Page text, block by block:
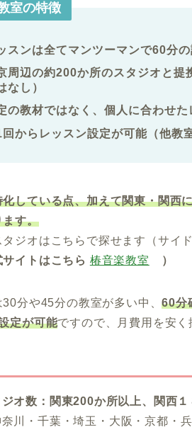
室の特徴
スンは全てマンツーマンで60分の
周辺の約200か所のスタジオと提
なし）
の教材ではなく、個人に合わせ
回からレッスン設定が可能（他教
している点、加えて関東・関西
ます。
ジオはこちらで探せます（サイ
サイトはこちら 椿音楽教室 ）
30分や45分の教室が多い中、60分
定が可能ですので、月費用を安
オ数：関東200か所以上、関西１
川・千葉・埼玉・大阪・京都・